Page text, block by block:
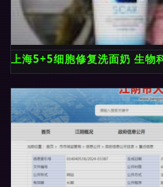
上海5+5细胞修复洗面奶 生物